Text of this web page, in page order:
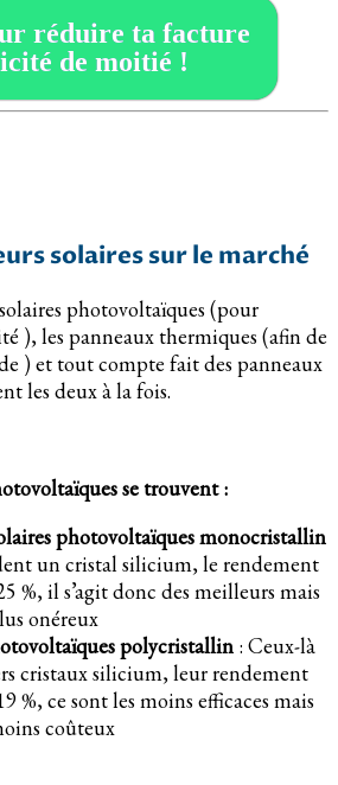
réduire ta facture
de moitié !
solaires sur le marché
photovoltaïques (pour
), les panneaux thermiques (afin de
) et tout compte fait des panneaux
les deux à la fois.
se trouvent :
photovoltaïques monocristallin
un cristal silicium, le rendement
%, il s’agit donc des meilleurs mais
onéreux
polycristallin : Ceux-là
cristaux silicium, leur rendement
%, ce sont les moins efficaces mais
coûteux